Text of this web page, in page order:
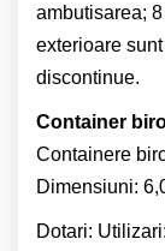
ambutisarea;
exterioare
discontinue.
Container
Containere
Dimensiuni:
Dotari: